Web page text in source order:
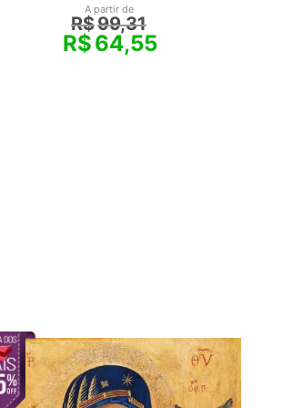
A partir de
R$99,31
R$64,55